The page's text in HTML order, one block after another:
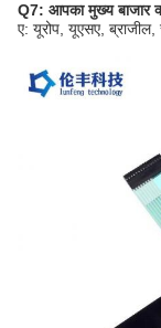
Q7: आपका मुख्य बाजार
ए: यूरोप, यूएसए, ब्राजील,